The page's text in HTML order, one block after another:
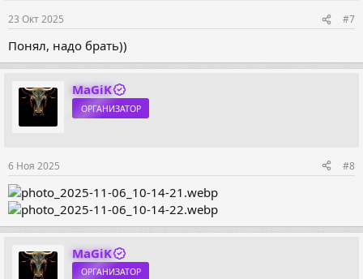
23 Окт 2025 #7
Понял, надо брать))
MaGiK
ОРГАНИЗАТОР
6 Ноя 2025 #8
MaGiK
ОРГАНИЗАТОР